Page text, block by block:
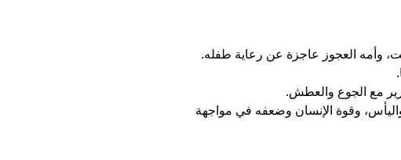
وأمه العجوز عاجزة عن رعاية طفله.
مع الجوع والعطش.
وقوة الإنسان وضعفه في مواجهة